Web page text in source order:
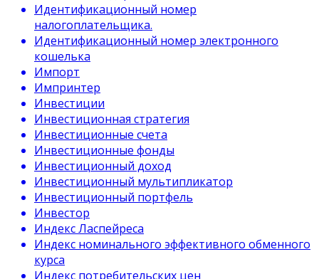
Идентификационный номер
налогоплательщика.
Идентификационный номер электронного
кошелька
Импорт
Импринтер
Инвестиции
Инвестиционная стратегия
Инвестиционные счета
Инвестиционные фонды
Инвестиционный доход
Инвестиционный мультипликатор
Инвестиционный портфель
Инвестор
Индекс Ласпейреса
Индекс номинального эффективного обменного
курса
Индекс потребительских цен